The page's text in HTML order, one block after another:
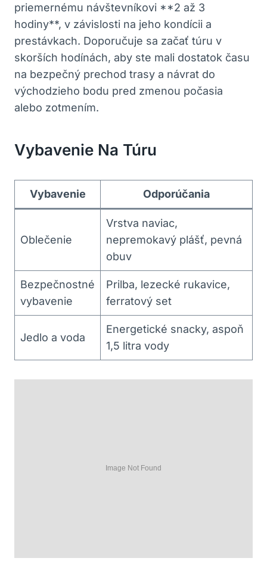
priemernému návštevníkovi **2 až 3
hodiny**, v závislosti na jeho kondícii a
prestávkach. Doporučuje sa začať túru v
skorších hodínách, aby ste mali dostatok času
na bezpečný prechod trasy a návrat do
východzieho bodu pred zmenou počasia
alebo zotmením.
Vybavenie Na Túru
Vybavenie Odporúčania
Oblečenie
Vrstva naviac,
nepremokavý plášť, pevná
obuv
Bezpečnostné
vybavenie
Prilba, lezecké rukavice,
ferratový set
Jedlo a voda
Energetické snacky, aspoň
1,5 litra vody